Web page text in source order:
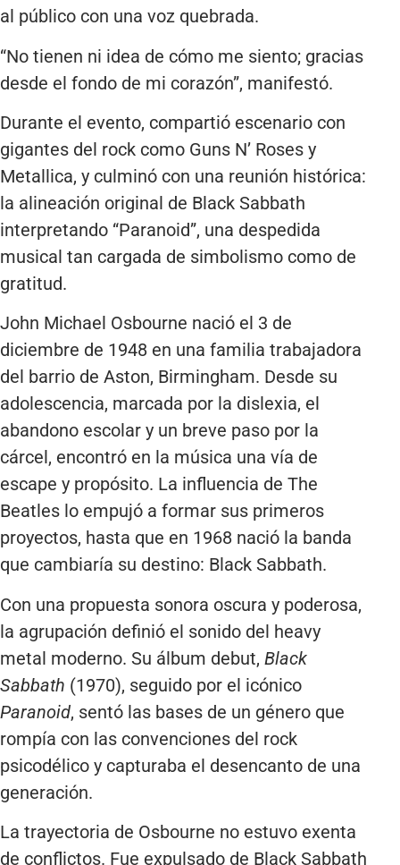
al público con una voz quebrada.
“No tienen ni idea de cómo me siento; gracias
desde el fondo de mi corazón”, manifestó.
Durante el evento, compartió escenario con
gigantes del rock como Guns N’ Roses y
Metallica, y culminó con una reunión histórica:
la alineación original de Black Sabbath
interpretando “Paranoid”, una despedida
musical tan cargada de simbolismo como de
gratitud.
John Michael Osbourne nació el 3 de
diciembre de 1948 en una familia trabajadora
del barrio de Aston, Birmingham. Desde su
adolescencia, marcada por la dislexia, el
abandono escolar y un breve paso por la
cárcel, encontró en la música una vía de
escape y propósito. La influencia de The
Beatles lo empujó a formar sus primeros
proyectos, hasta que en 1968 nació la banda
que cambiaría su destino: Black Sabbath.
Con una propuesta sonora oscura y poderosa,
la agrupación definió el sonido del heavy
metal moderno. Su álbum debut, Black
Sabbath (1970), seguido por el icónico
Paranoid, sentó las bases de un género que
rompía con las convenciones del rock
psicodélico y capturaba el desencanto de una
generación.
La trayectoria de Osbourne no estuvo exenta
de conflictos. Fue expulsado de Black Sabbath